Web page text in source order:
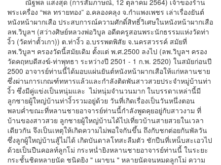
พระเครื่อง “พล ทรายทอง” อ.คลองคลุง จ.กำแพงเพชร เล่าเรื่องยันต์
หนังหน้าผากเสือ ประสบการณ์ความศักดิ์สิทธิ์วิเศษในหนังหน้าผากเสือ
ลพ.วิบูลฯ (สว่างศิษย์หลวงพ่อวิบูล อดีตครูสอนพระนักธรรมแห่งวัดท่า
งิ้ว (วัดท่าตั้วเกา)) ต.ท่างิ้ว อ.บรรพตพิสัย จ.นครสวรรค์ สมัยที่
ลพ.วิบูลฯ ครองวัดนี้สมัยเดิม ตั้งแต่ พ.ศ.2500 ลงไป (ลพ.วิบูลฯ ครอง
วัดคฤหบดีสงฆ์-ท่าพุทธา ระหว่างปี 2501 - 1 ก.พ. 2520) ในสมัยก่อนปี
2500 อาจารย์ท่านนี้ได้มอบแผ่นยันต์หนังหน้าผากเสือให้แก่หลานชาย
ซึ่งผ่านการเกณฑ์ทหารแล้วและกำลังติดพันสาวสวยประจำหมู่บ้านท่า
งิ้ว ซึ่งมีคู่แข่งเป็นหนุ่มและ ไม่หนุ่มจำนวนมาก ในบรรดาเหล่านี้มี
ลูกชายผู้ใหญ่บ้านท่างิ้วรวมอยู่ด้วย วันที่เกิดเรื่องเป็นวันหนึ่งตอน
พลบค่ำขณะที่หลานชายอาจารย์ท่านนี้กำลังพูดคุยอยู่กับสาวงาม ที่
บ้านของสาวสวย ลูกชายผู้ใหญ่บ้านได้ไปเที่ยวบ้านสายสวยในเวลา
เดียวกัน จึงเป็นเหตุให้เกิดความไม่พอใจกันขึ้น ถึงกับชกต่อยกันพัลวัน
ซึ่งลูกผู้ใหญ่บ้านสู้ไม่ได้ เกิดบันดาลโทสะลืมตัว ชักปืนที่เหน็บสะเอวไป
ด้วยเป็นปืนคอลท์ลูกโม่ กระหน่ำยิงหลานชายอาจารย์ท่านนี้ ในระยะ
กระชั้นชิดหลายนัด ชนิดยิง " เผาขน " หลายนัดจนหมดลูกโม่ ความ